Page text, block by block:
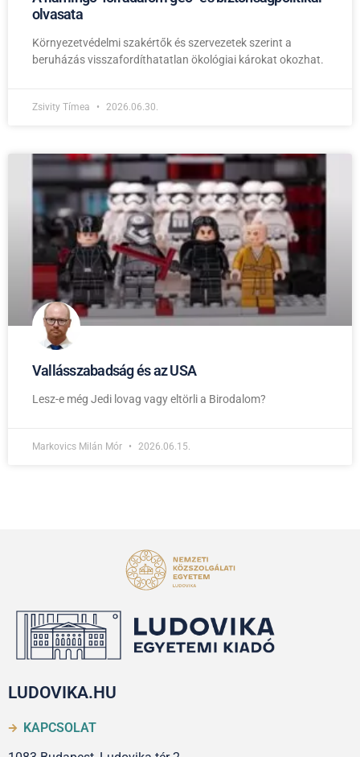
olvasata
Környezetvédelmi szakértők és szervezetek szerint a
beruházás visszafordíthatatlan ökológiai károkat okozhat.
Zsivity Tímea 2026.06.30.
Vallásszabadság és az USA
Lesz-e még Jedi lovag vagy eltörli a Birodalom?
Markovics Milán Mór 2026.06.15.
LUDOVIKA.HU
KAPCSOLAT